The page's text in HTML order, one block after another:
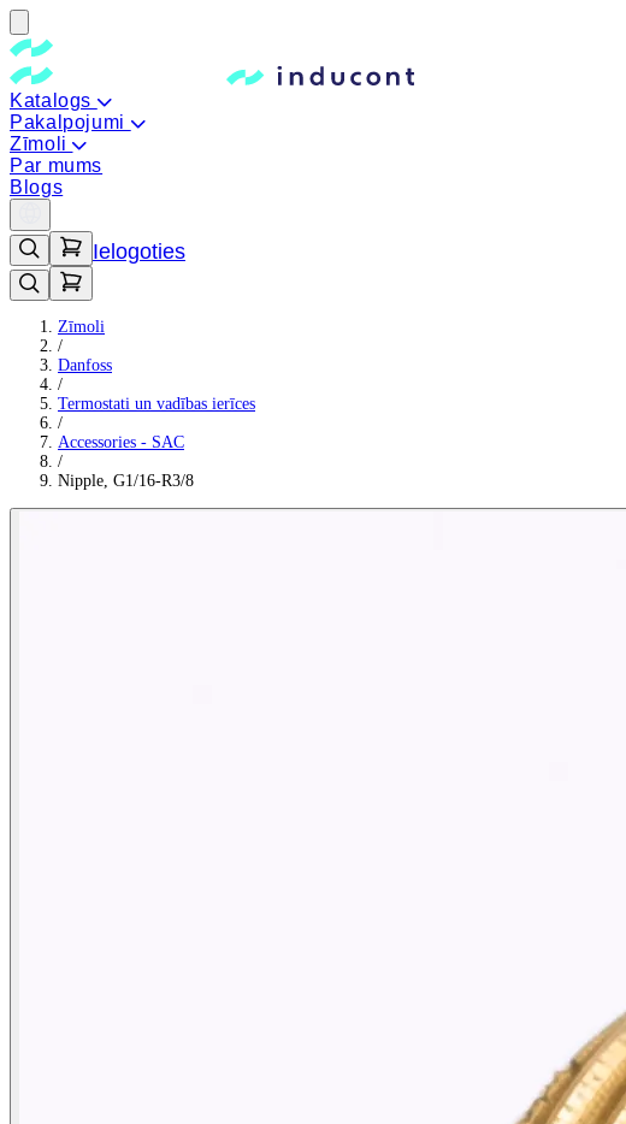
Katalogs
Pakalpojumi
Zīmoli
Par mums
Blogs
Ielogoties
Zīmoli
/
Danfoss
/
Termostati un vadības ierīces
/
Accessories - SAC
/
Nipple, G1/16-R3/8